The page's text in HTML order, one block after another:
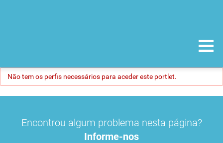
Não tem os perfis necessários para aceder este portlet.
Encontrou algum problema nesta página?
Informe-nos